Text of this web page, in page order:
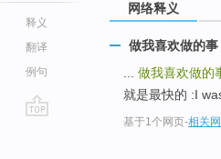
释义
翻译
例句
网络释义
做我喜欢做的事
做我喜欢做的
就是最快的 :I
基于1个网页-相关